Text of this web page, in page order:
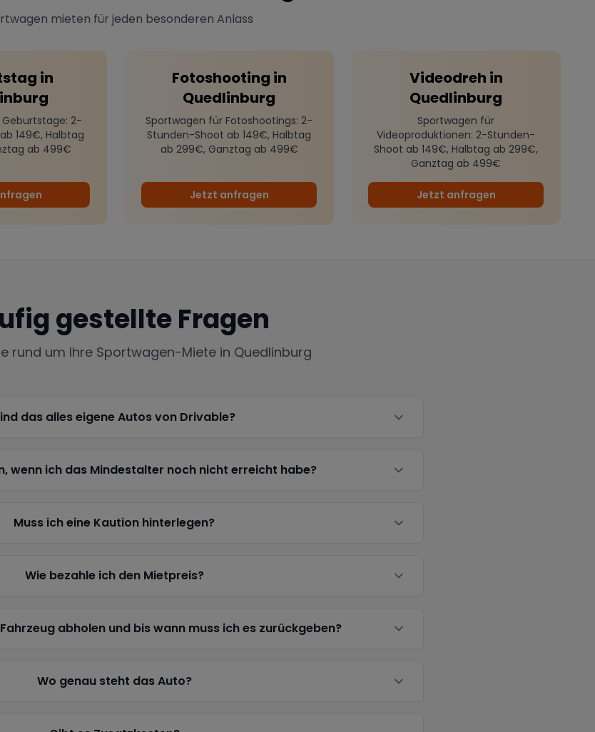
mieten für jeden besonderen Anlass
in
: 2-
149€, Halbtag
ab 499€
Fotoshooting in
Quedlinburg
Sportwagen für Fotoshootings: 2-
Stunden-Shoot ab 149€, Halbtag
ab 299€, Ganztag ab 499€
Jetzt anfragen
Videodreh in
Quedlinburg
Sportwagen für
Videoproduktionen: 2-Stunden-
Shoot ab 149€, Halbtag ab 299€,
Ganztag ab 499€
Jetzt anfragen
gestellte Fragen
rund um Ihre Sportwagen-Miete in Quedlinburg
das alles eigene Autos von Drivable?
wenn ich das Mindestalter noch nicht erreicht habe?
Muss ich eine Kaution hinterlegen?
Wie bezahle ich den Mietpreis?
abholen und bis wann muss ich es zurückgeben?
Wo genau steht das Auto?